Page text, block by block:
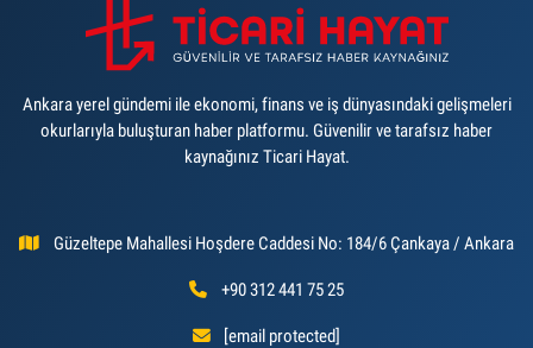
Ankara yerel gündemi ile ekonomi, finans ve iş dünyasındaki gelişmeleri
okurlarıyla buluşturan haber platformu. Güvenilir ve tarafsız haber
kaynağınız Ticari Hayat.
Güzeltepe Mahallesi Hoşdere Caddesi No: 184/6 Çankaya / Ankara
+90 312 441 75 25
[email protected]